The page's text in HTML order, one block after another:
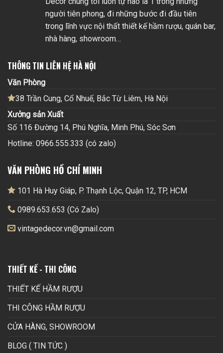
người tiên phong, đi những bước đi đầu tiên
trong lĩnh vực nội thất thiết kế hầm rượu, quán bar,
nhà hàng, showroom…
THÔNG TIN LIÊN HỆ HÀ NỘI
Văn Phòng
38 Trần Cung, Cổ Nhuế, Bắc Từ Liêm, Hà Nội
Xưởng sản Xuất
Số 116 Đường 14, Phú Nghĩa, Minh Phú, Sóc Sơn
Hotline: 0966.555.333 (có zalo)
VĂN PHÒNG HỒ CHÍ MINH
101 Hà Huy Giáp, P. Thạnh Lộc, Quận 12, TP, HCM
0989.653.653 (Có Zalo)
vintagedecor.vn@gmail.com
THIẾT KẾ - THI CÔNG
THIẾT KẾ HẦM RƯỢU
THI CÔNG HẦM RƯỢU
CỬA HÀNG, SHOWROOM
BLOG ( TIN TỨC )